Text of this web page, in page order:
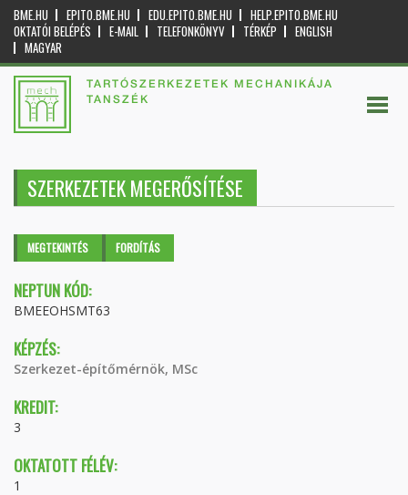
BME.HU EPITO.BME.HU EDU.EPITO.BME.HU
HELP.EPITO.BME.HU
OKTATÓI BELÉPÉS
E-MAIL TELEFONKÖNYV TÉRKÉP
ENGLISH
MAGYAR
TARTÓSZERKEZETEK MECHANIKÁJA
TANSZÉK
SZERKEZETEK MEGERŐSÍTÉSE
Elsődleges fülek
MEGTEKINTÉS (AKTÍVFORDÍTÁS
NEPTUN KÓD:
BMEEOHSMT63
KÉPZÉS:
Szerkezet-építőmérnök, MSc
KREDIT:
3
OKTATOTT FÉLÉV:
1